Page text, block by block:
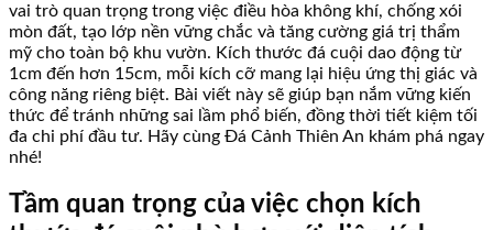
vai trò quan trọng trong việc điều hòa không khí, chống xói
mòn đất, tạo lớp nền vững chắc và tăng cường giá trị thẩm
mỹ cho toàn bộ khu vườn. Kích thước đá cuội dao động từ
1cm đến hơn 15cm, mỗi kích cỡ mang lại hiệu ứng thị giác và
công năng riêng biệt. Bài viết này sẽ giúp bạn nắm vững kiến
thức để tránh những sai lầm phổ biến, đồng thời tiết kiệm tối
đa chi phí đầu tư. Hãy cùng Đá Cảnh Thiên An khám phá ngay
nhé!
Tầm quan trọng của việc chọn kích